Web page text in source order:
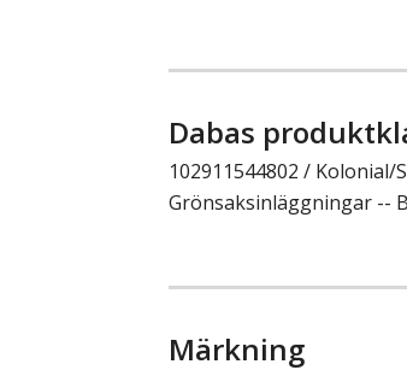
Dabas
102911544802 / Kolonial/
Grönsaksinläggningar --
Märkning